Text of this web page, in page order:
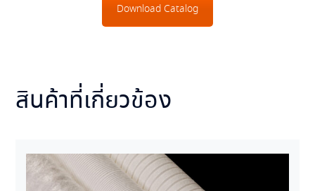
Download Catalog
สินค้าที่เกี่ยวข้อง